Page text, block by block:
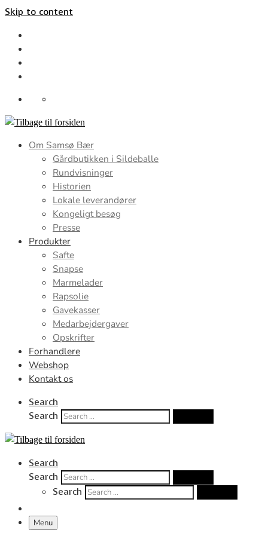
Skip to content
Om Samsø Bær
Gårdbutikken i Sildeballe
Rundvisninger
Historien
Lokale leverandører
Kongeligt besøg
Presse
Produkter
Safte
Snapse
Marmelader
Rapsolie
Gavekasser
Medarbejdergaver
Opskrifter
Forhandlere
Webshop
Kontakt os
Search
Search
Search
Search
Search
Menu